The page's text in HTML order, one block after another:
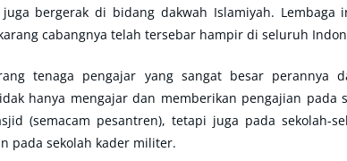
bergerak di bidang dakwah Islamiyah. Lembaga
cabangnya telah tersebar hampir di seluruh
tenaga pengajar yang sangat besar perannya
hanya mengajar dan memberikan pengajian pada
(semacam pesantren), tetapi juga pada sekolah-
pada sekolah kader militer.